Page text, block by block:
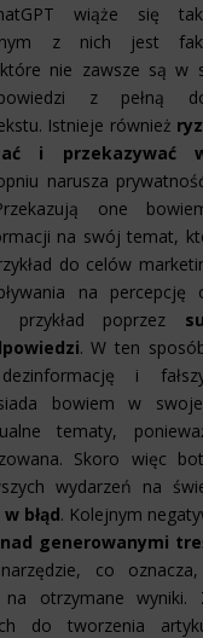
wiąże się
z nich jest
nie zawsze są w
z pełną
Istnieje również
i przekazywać
narusza
one
na swój temat,
do celów
na percepcję
przykład poprzez
. W ten
i
bowiem w
tematy,
Skoro więc
wydarzeń na
błąd. Kolejnym
generowanymi
co
na otrzymane
do tworzenia